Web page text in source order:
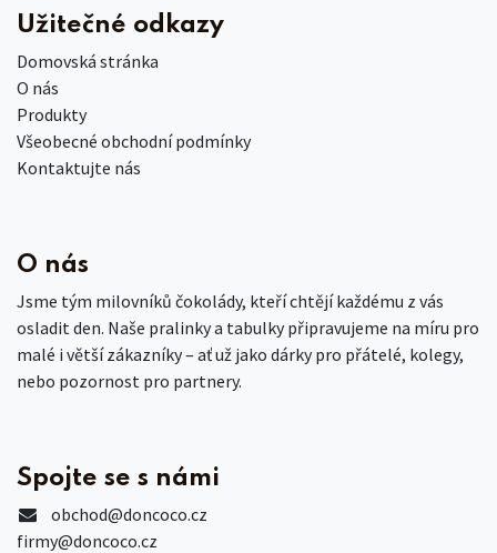
Užitečné odkazy
Domovská stránka
O nás
Produkty
Všeobecné obchodní podmínky
Kontaktujte nás
O nás
Jsme tým milovníků čokolády, kteří chtějí každému z vás
osladit den. Naše pralinky a tabulky připravujeme na míru pro
malé i větší zákazníky – ať už jako dárky pro přátelé, kolegy,
nebo pozornost pro partnery.
Spojte se s námi
obchod@doncoco.cz
firmy@doncoco.cz